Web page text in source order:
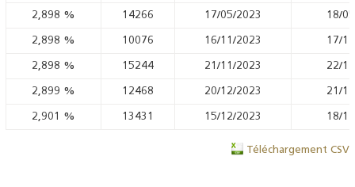
2,898 % 14266 17/05/2023 18/
2,898 % 10076 16/11/2023 17/
2,898 % 15244 21/11/2023 22/
2,899 % 12468 20/12/2023 21/
2,901 % 13431 15/12/2023 18/
Téléchargement CSV